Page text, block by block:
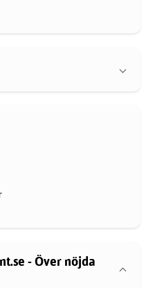
- Över nöjda